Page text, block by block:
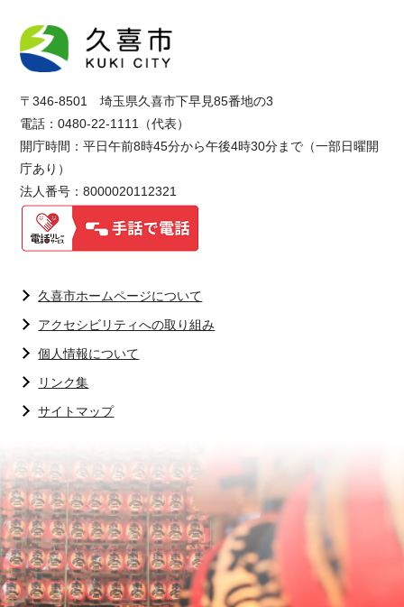
〒346-8501 埼玉県久喜市下早見85番地の3
電話：0480-22-1111（代表）
開庁時間：平日午前8時45分から午後4時30分まで（一部日曜開
庁あり）
法人番号：8000020112321
久喜市ホームページについて
アクセシビリティへの取り組み
個人情報について
リンク集
サイトマップ